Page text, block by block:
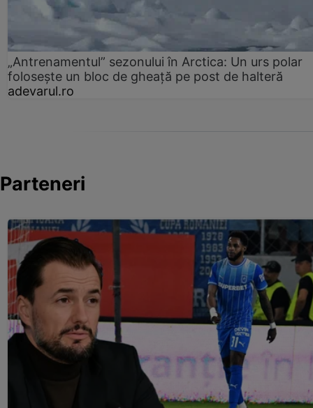
„Antrenamentul” sezonului în Arctica: Un urs polar
folosește un bloc de gheață pe post de halteră
adevarul.ro
Parteneri